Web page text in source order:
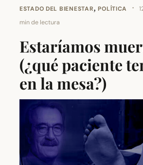
ESTADO DEL BIENESTAR,POLÍTICA ·
min de lectura
Estaríamos
(¿qué paciente
en la mesa?)